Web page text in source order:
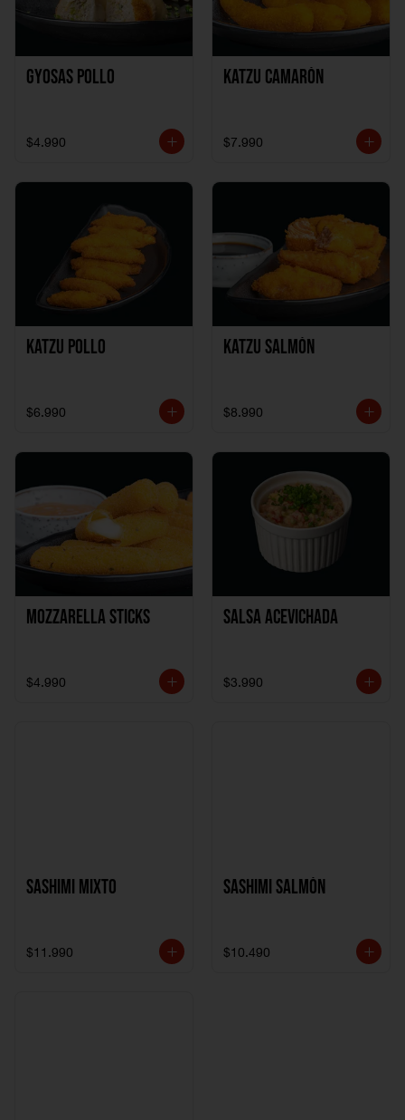
Gyosas Pollo
$4.990
Katzu Camarón
$7.990
Katzu Pollo
$6.990
Katzu Salmón
$8.990
Mozzarella Sticks
$4.990
Salsa Acevichada
$3.990
Sashimi Mixto
$11.990
Sashimi Salmón
$10.490